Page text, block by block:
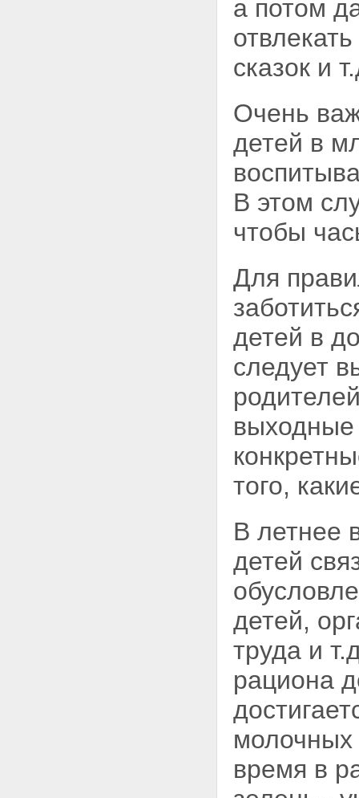
а потом
сказок и
Очень
детей в
В этом
чтобы
Для
детей в
следует
того,
В летнее
детей
детей,
труда и
рациона
молочных
время в